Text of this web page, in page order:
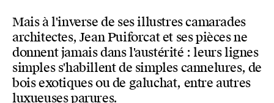
Mais à l'inverse de ses illustres camarades
architectes, Jean Puiforcat et ses pièces ne
donnent jamais dans l'austérité : leurs lignes
simples s'habillent de simples cannelures, de
bois exotiques ou de galuchat, entre autres
luxueuses parures.